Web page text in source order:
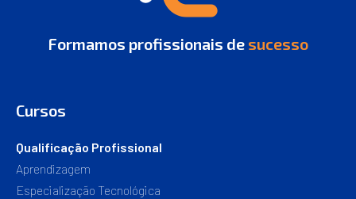
Formamos profissionais de sucesso
Cursos
Qualificação Profissional
Aprendizagem
Especialização Tecnológica